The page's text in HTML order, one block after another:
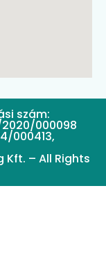
szám:
000098
000413,
Kft. – All Rights